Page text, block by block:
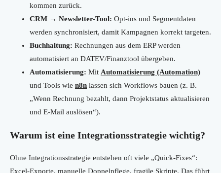
kommen zurück.
CRM → Newsletter-Tool: Opt-ins und Segmentdaten
werden synchronisiert, damit Kampagnen korrekt targeten.
Buchhaltung: Rechnungen aus dem ERP werden
automatisiert an DATEV/Finanztool übergeben.
Automatisierung: Mit Automatisierung (Automation)
und Tools wie n8n lassen sich Workflows bauen (z. B.
„Wenn Rechnung bezahlt, dann Projektstatus aktualisieren
und E-Mail auslösen“).
Warum ist eine Integrationsstrategie wichtig?
Ohne Integrationsstrategie entstehen oft viele „Quick-Fixes“:
Excel-Exporte, manuelle Doppelpflege, fragile Skripte. Das führt